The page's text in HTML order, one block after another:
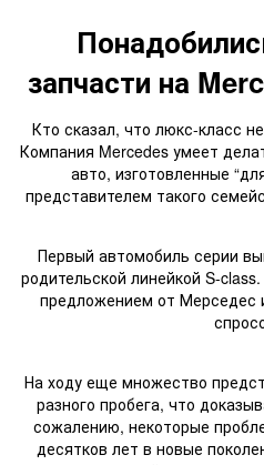
запчасти на
Кто сказал, что люкс-класс
Компания Mercedes умеет
авто, изготовленные
представителем такого
Первый автомобиль серии
родительской линейкой S-
предложением от Мерседес
На ходу еще множество
разного пробега, что
сожалению, некоторые
десятков лет в новые